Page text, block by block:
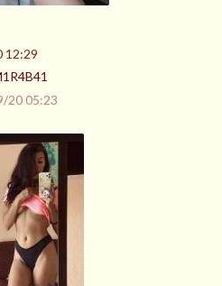
12:29
20 05:23